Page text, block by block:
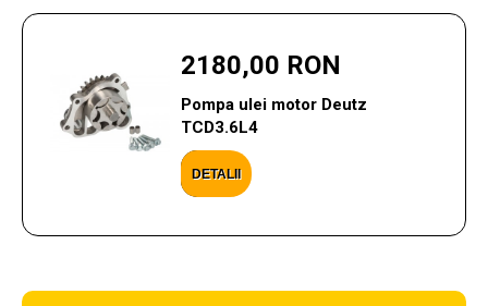
2180,00 RON
Pompa ulei motor Deutz
TCD3.6L4
DETALII